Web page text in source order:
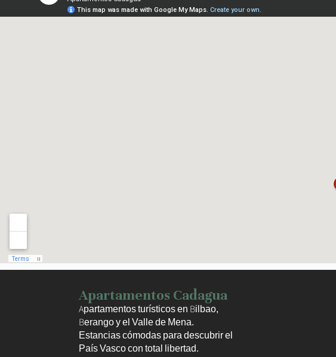
Apartamentos Cadagua
Apartamentos turísticos en Bilbao,
Berango y el Valle de Mena.
Estancias cómodas para descubrir el
País Vasco con total libertad.